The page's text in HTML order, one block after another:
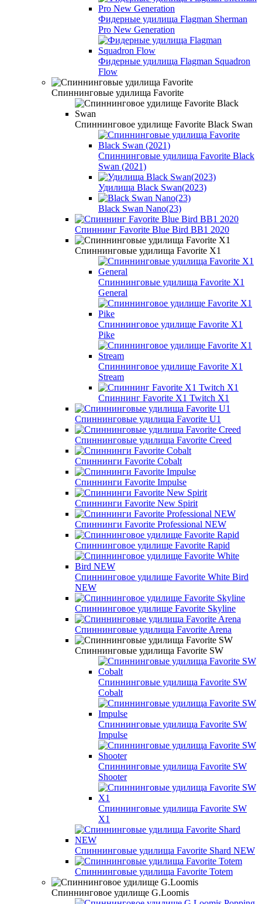
Фидерные удилища Flagman Sherman
Pro New Generation
Фидерные удилища Flagman Squadron
Flow
Спиннинговые удилища Favorite
Спиннинговое удилище Favorite Black Swan
Спиннинговые удилища Favorite Black
Swan (2021)
Удилища Black Swan(2023)
Black Swan Nano(23)
Спиннинг Favorite Blue Bird BB1 2020
Спиннинговые удилища Favorite X1
Спиннинговые удилища Favorite X1
General
Спиннинговое удилище Favorite X1
Pike
Спиннинговое удилище Favorite X1
Stream
Спиннинг Favorite X1 Twitch X1
Спиннинговые удилища Favorite U1
Спиннинговые удилища Favorite Creed
Спиннинги Favorite Cobalt
Спиннинги Favorite Impulse
Спиннинги Favorite New Spirit
Спиннинги Favorite Professional NEW
Спиннинговое удилище Favorite Rapid
Спиннинговое удилище Favorite White Bird
NEW
Спиннинговое удилище Favorite Skyline
Спиннинговые удилища Favorite Arena
Спиннинговые удилища Favorite SW
Спиннинговые удилища Favorite SW
Cobalt
Спиннинговые удилища Favorite SW
Impulse
Спиннинговые удилища Favorite SW
Shooter
Спиннинговые удилища Favorite SW
X1
Спиннинговые удилища Favorite Shard NEW
Спиннинговые удилища Favorite Totem
Спиннинговое удилище G.Loomis